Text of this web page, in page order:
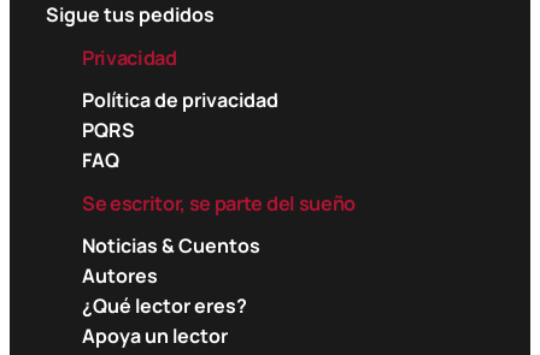
Sigue tus pedidos
Privacidad
Política de privacidad
PQRS
FAQ
Se escritor, se parte del sueño
Noticias & Cuentos
Autores
¿Qué lector eres?
Apoya un lector